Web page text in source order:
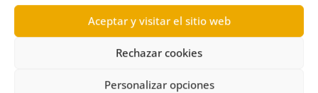
Aceptar y visitar el sitio web
Rechazar cookies
Personalizar opciones